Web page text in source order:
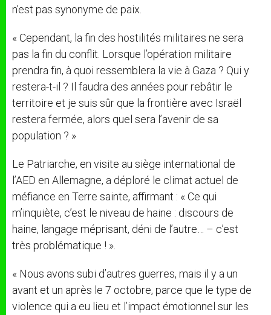
n’est pas synonyme de paix.
« Cependant, la fin des hostilités militaires ne sera
pas la fin du conflit. Lorsque l’opération militaire
prendra fin, à quoi ressemblera la vie à Gaza ? Qui y
restera-t-il ? Il faudra des années pour rebâtir le
territoire et je suis sûr que la frontière avec Israël
restera fermée, alors quel sera l’avenir de sa
population ? »
Le Patriarche, en visite au siège international de
l’AED en Allemagne, a déploré le climat actuel de
méfiance en Terre sainte, affirmant : « Ce qui
m’inquiète, c’est le niveau de haine : discours de
haine, langage méprisant, déni de l’autre… – c’est
très problématique ! ».
« Nous avons subi d’autres guerres, mais il y a un
avant et un après le 7 octobre, parce que le type de
violence qui a eu lieu et l’impact émotionnel sur les